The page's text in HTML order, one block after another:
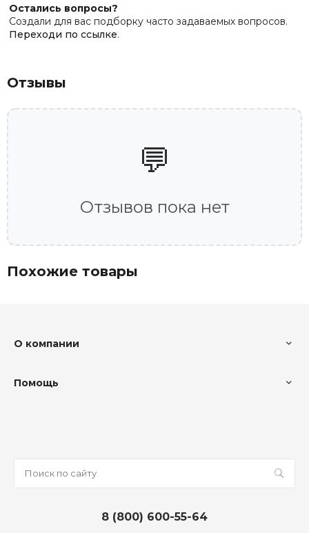
Остались вопросы?
Создали для вас подборку часто задаваемых вопросов.
Переходи по ссылке.
Отзывы
💬
Отзывов пока нет
Похожие товары
О компании
Помощь
8 (800) 600-55-64